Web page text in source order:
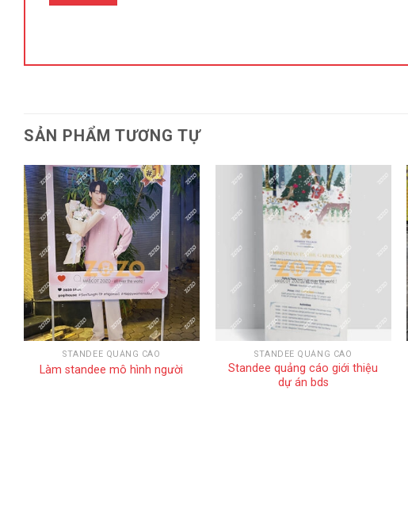
SẢN PHẨM TƯƠNG TỰ
STANDEE QUẢNG CÁO
Làm standee mô hình người
STANDEE QUẢNG CÁO
Standee quảng cáo giới thiệu
dự án bds